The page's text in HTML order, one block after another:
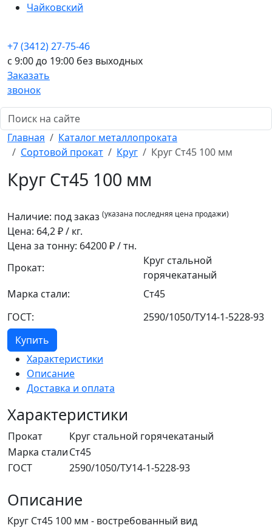
Чайковский
+7 (3412) 27-75-46
c 9:00 до 19:00 без выходных
Заказать
звонок
Главная
Каталог металлопроката
Сортовой прокат
Круг Круг Ст45 100 мм
Круг Ст45 100 мм
Наличие: под заказ (указана последняя цена продажи)
Цена: 64,2₽ / кг.
Цена за тонну: 64200₽ / тн.
Прокат:
Круг стальной
горячекатаный
Марка стали:
Ст45
ГОСТ:
2590/1050/ТУ14-1-5228-93
Купить
Характеристики
Описание
Доставка и оплата
Характеристики
Прокат
Круг стальной горячекатаный
Марка сталиСт45
ГОСТ
2590/1050/ТУ14-1-5228-93
Описание
Круг Ст45 100 мм - востребованный вид